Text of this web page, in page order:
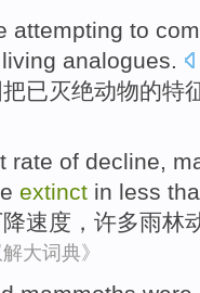
attempting to
living analogues
已灭绝动物的特
rate of decline,
extinct in less
速度 ， 许多雨林
大词典》